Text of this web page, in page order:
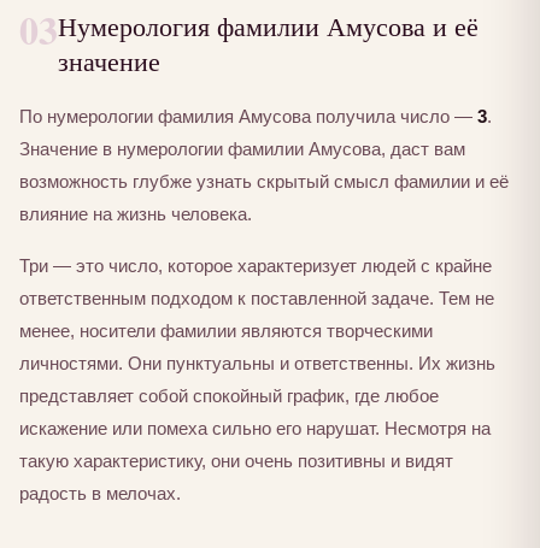
03Нумерология фамилии Амусова и её
значение
По нумерологии фамилия Амусова получила число — 3.
Значение в нумерологии фамилии Амусова, даст вам
возможность глубже узнать скрытый смысл фамилии и её
влияние на жизнь человека.
Три — это число, которое характеризует людей с крайне
ответственным подходом к поставленной задаче. Тем не
менее, носители фамилии являются творческими
личностями. Они пунктуальны и ответственны. Их жизнь
представляет собой спокойный график, где любое
искажение или помеха сильно его нарушат. Несмотря на
такую характеристику, они очень позитивны и видят
радость в мелочах.